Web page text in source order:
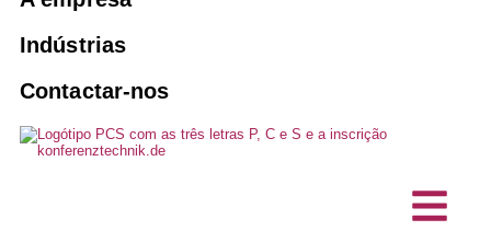
Reservar um intérprete
passageiros
10 boas razões para o PCS
Visão, sustentabilidade
Projectos, Referências
Indústrias
Agências
Associações e clubes
Contactar-nos